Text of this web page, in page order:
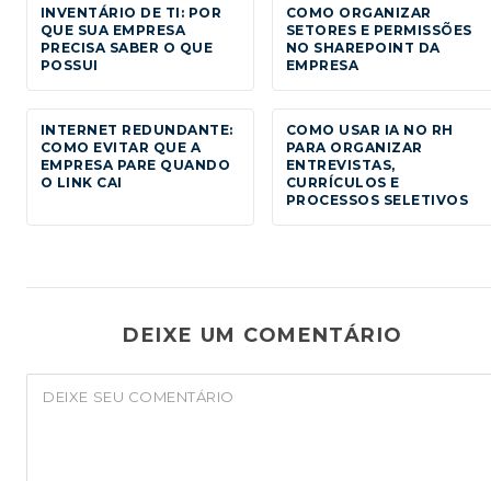
INVENTÁRIO DE TI: POR
QUE SUA EMPRESA
PRECISA SABER O QUE
POSSUI
COMO ORGANIZAR
SETORES E PERMISSÕES
NO SHAREPOINT DA
EMPRESA
INTERNET REDUNDANTE:
COMO EVITAR QUE A
EMPRESA PARE QUANDO
O LINK CAI
COMO USAR IA NO RH
PARA ORGANIZAR
ENTREVISTAS,
CURRÍCULOS E
PROCESSOS SELETIVOS
DEIXE UM COMENTÁRIO